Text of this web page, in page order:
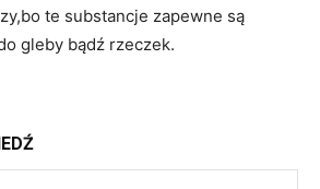
te substancje zapewne są
gleby bądź rzeczek.